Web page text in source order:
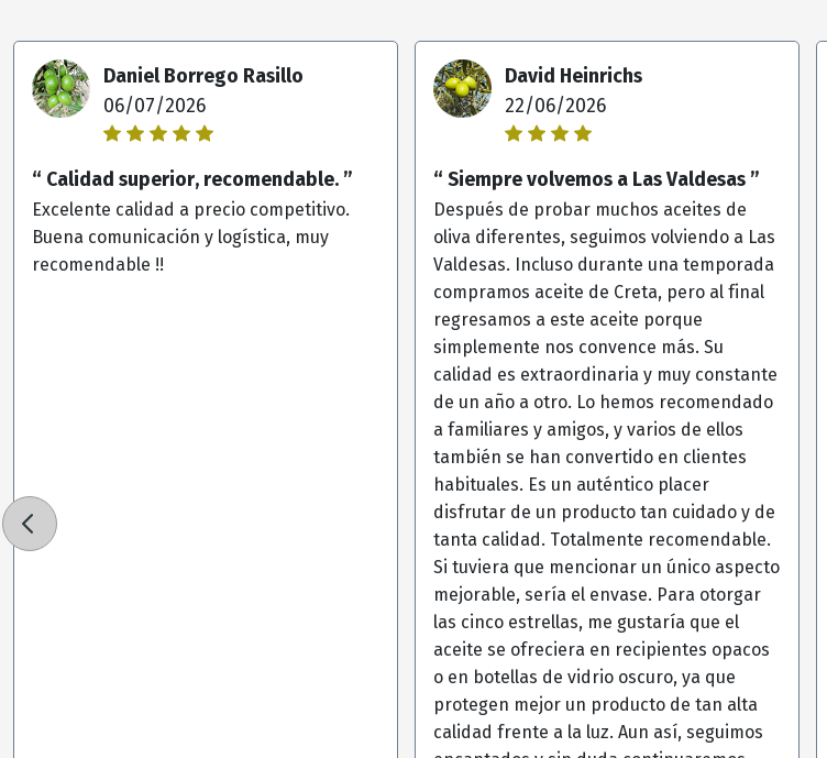
Daniel Borrego Rasillo
06/07/2026
“ Calidad superior, recomendable. ”
Excelente calidad a precio competitivo.
Buena comunicación y logística, muy
recomendable !!
David Heinrichs
22/06/2026
“ Siempre volvemos a Las Valdesas ”
Después de probar muchos aceites de
oliva diferentes, seguimos volviendo a Las
Valdesas. Incluso durante una temporada
compramos aceite de Creta, pero al final
regresamos a este aceite porque
simplemente nos convence más. Su
calidad es extraordinaria y muy constante
de un año a otro. Lo hemos recomendado
a familiares y amigos, y varios de ellos
también se han convertido en clientes
habituales. Es un auténtico placer
disfrutar de un producto tan cuidado y de
tanta calidad. Totalmente recomendable.
Si tuviera que mencionar un único aspecto
mejorable, sería el envase. Para otorgar
las cinco estrellas, me gustaría que el
aceite se ofreciera en recipientes opacos
o en botellas de vidrio oscuro, ya que
protegen mejor un producto de tan alta
calidad frente a la luz. Aun así, seguimos